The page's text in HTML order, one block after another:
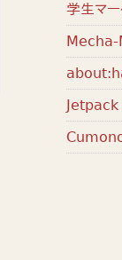
学生マー